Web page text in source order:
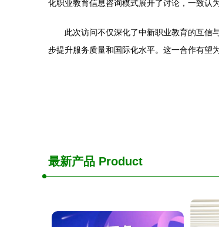
化职业教育信息咨询模式展开了讨论，一致认
此次访问不仅深化了中新职业教育的互信
步提升服务质量和国际化水平。这一合作有望
最新产品 Product